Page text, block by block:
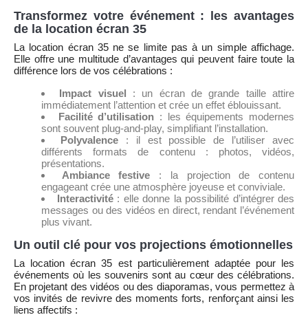
Transformez votre événement : les avantages
de la location écran 35
La location écran 35 ne se limite pas à un simple affichage.
Elle offre une multitude d’avantages qui peuvent faire toute la
différence lors de vos célébrations :
Impact visuel : un écran de grande taille attire
immédiatement l’attention et crée un effet éblouissant.
Facilité d’utilisation : les équipements modernes
sont souvent plug-and-play, simplifiant l’installation.
Polyvalence: il est possible de l’utiliser avec
différents formats de contenu : photos, vidéos,
présentations.
Ambiance festive : la projection de contenu
engageant crée une atmosphère joyeuse et conviviale.
Interactivité: elle donne la possibilité d’intégrer des
messages ou des vidéos en direct, rendant l’événement
plus vivant.
Un outil clé pour vos projections émotionnelles
La location écran 35 est particulièrement adaptée pour les
événements où les souvenirs sont au cœur des célébrations.
En projetant des vidéos ou des diaporamas, vous permettez à
vos invités de revivre des moments forts, renforçant ainsi les
liens affectifs :